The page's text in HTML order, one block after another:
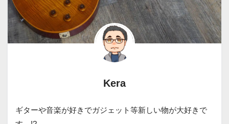
Kera
ギターや音楽が好きでガジェット等新しい物が大好きで